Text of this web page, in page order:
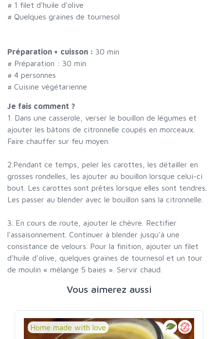
# 1 filet d'huile d'olive
# Quelques graines de tournesol
Préparation + cuisson : 30 min
# Préparation : 30 min
# 4 personnes
# Cuisine végétarienne
Je fais comment ?
1. Dans une casserole, verser le bouillon de légumes et
ajouter les bâtons de citronnelle coupés en morceaux.
Faire chauffer sur feu moyen.
2.Pendant ce temps, peler les carottes, les détailler en
grosses rondelles, les ajouter au bouillon lorsque celui-ci
bout. Les carottes sont prêtes lorsque elles sont tendres.
Les passer au blender avec le bouillon sans la citronnelle.
3. En cours de route, ajouter le chèvre. Rectifier
l'assaisonnement. Continuer à blender jusqu'à une
consistance de velours. Pour la finition, ajouter un filet
d'huile d'olive, quelques graines de tournesol et un tour
de moulin « mélange 5 baies ». Servir chaud.
Vous aimerez aussi
Home made with love